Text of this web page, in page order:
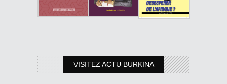
VISITEZ ACTU BURKINA